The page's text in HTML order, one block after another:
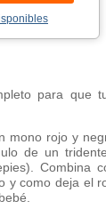
para que
mono rojo y
de un
Combina
y como deja el